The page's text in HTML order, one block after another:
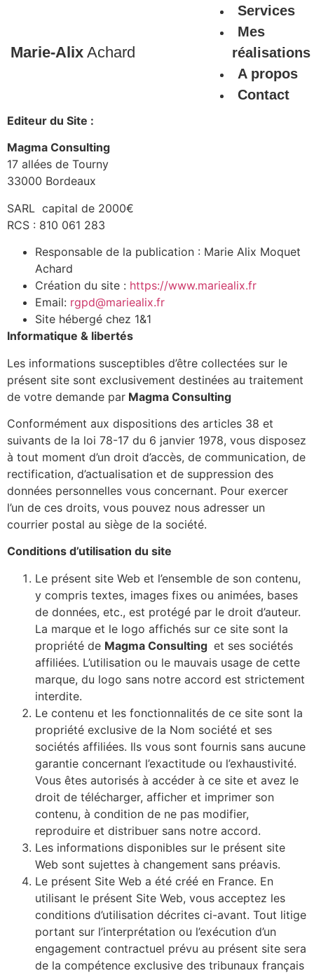
Marie-AlixAchard
Services
Mes
réalisations
A propos
Contact
Editeur du Site :
Magma Consulting
17 allées de Tourny
33000 Bordeaux
SARL capital de 2000€
RCS : 810 061 283
Responsable de la publication : Marie Alix Moquet
Achard
Création du site : https://www.mariealix.fr
Email: rgpd@mariealix.fr
Site hébergé chez 1&1
Informatique & libertés
Les informations susceptibles d’être collectées sur le
présent site sont exclusivement destinées au traitement
de votre demande par Magma Consulting
Conformément aux dispositions des articles 38 et
suivants de la loi 78-17 du 6 janvier 1978, vous disposez
à tout moment d’un droit d’accès, de communication, de
rectification, d’actualisation et de suppression des
données personnelles vous concernant. Pour exercer
l’un de ces droits, vous pouvez nous adresser un
courrier postal au siège de la société.
Conditions d’utilisation du site
Le présent site Web et l’ensemble de son contenu,
y compris textes, images fixes ou animées, bases
de données, etc., est protégé par le droit d’auteur.
La marque et le logo affichés sur ce site sont la
propriété de Magma Consulting et ses sociétés
affiliées. L’utilisation ou le mauvais usage de cette
marque, du logo sans notre accord est strictement
interdite.
Le contenu et les fonctionnalités de ce site sont la
propriété exclusive de la Nom société et ses
sociétés affiliées. Ils vous sont fournis sans aucune
garantie concernant l’exactitude ou l’exhaustivité.
Vous êtes autorisés à accéder à ce site et avez le
droit de télécharger, afficher et imprimer son
contenu, à condition de ne pas modifier,
reproduire et distribuer sans notre accord.
Les informations disponibles sur le présent site
Web sont sujettes à changement sans préavis.
Le présent Site Web a été créé en France. En
utilisant le présent Site Web, vous acceptez les
conditions d’utilisation décrites ci-avant. Tout litige
portant sur l’interprétation ou l’exécution d’un
engagement contractuel prévu au présent site sera
de la compétence exclusive des tribunaux français